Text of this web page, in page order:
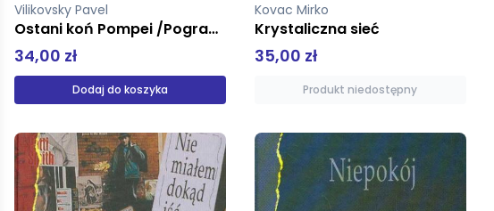
Vilikovsky Pavel
Ostani koń Pompei /Pogranicze/
34,00 zł
Dodaj do koszyka
Kovac Mirko
Krystaliczna sieć
35,00 zł
Produkt niedostępny